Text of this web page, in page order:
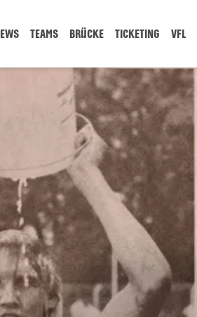
TEAMS BRÜCKE TICKETING VFL